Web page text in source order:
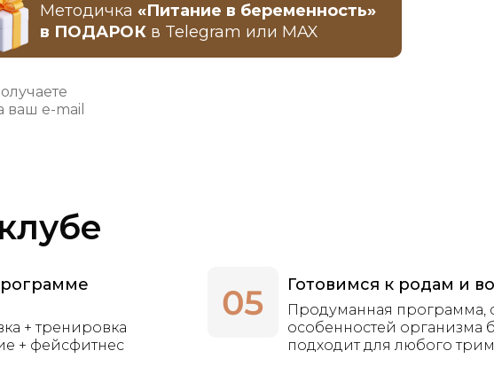
Методичка «Питание в беременность»
в ПОДАРОК в Telegram или MAX
ваш e-mail
+ тренировка
+ фейсфитнес
Готовимся к родам и
Продуманная программа,
особенностей
подходит для любого